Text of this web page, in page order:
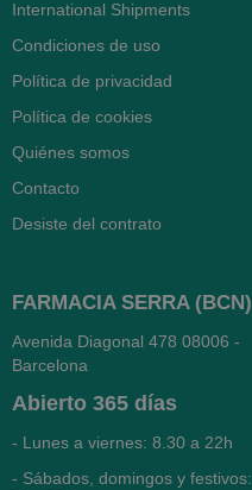
International Shipments
Condiciones de uso
Política de privacidad
Política de cookies
Quiénes somos
Contacto
Desiste del contrato
FARMACIA SERRA (BCN)
Avenida Diagonal 478 08006 -
Barcelona
Abierto 365 días
- Lunes a viernes: 8.30 a 22h
- Sábados, domingos y festivos: